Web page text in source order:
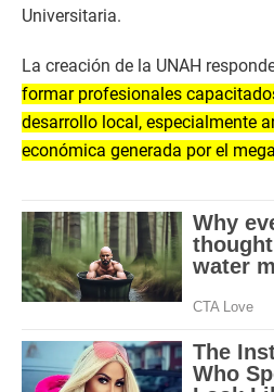
Universitaria.
La creación de la UNAH
formar profesionales
desarrollo local, especialmente
económica generada por el